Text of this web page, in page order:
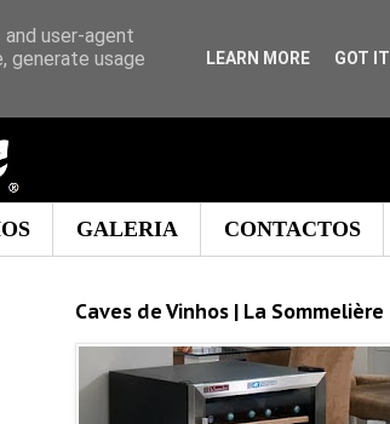
GALERIA CONTACTOS
Caves de Vinhos | La Sommelière
user-agent
generate usage
LEARN MORE GOT IT